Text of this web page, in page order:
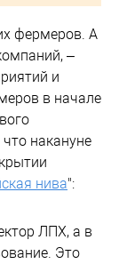
фермеров. А
–
и
в начале
накануне
нива":
ЛПХ, а в
Это